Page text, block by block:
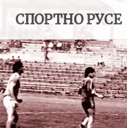
content
СПОРТНО РУСЕ